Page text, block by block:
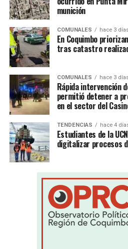
munición
COMUNALES hace 3
En Coquimbo
tras catastro
COMUNALES hace 3
Rápida intervención
permitió detener a
en el sector del
TENDENCIAS hace 4
Estudiantes de la
digitalizar procesos